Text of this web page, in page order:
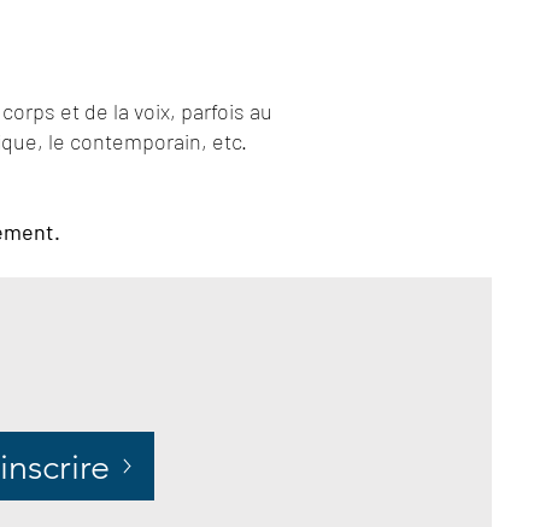
et de la voix, parfois au
le contemporain, etc.